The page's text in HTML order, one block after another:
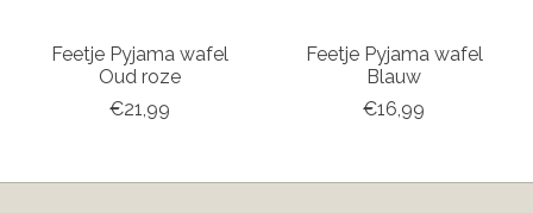
Feetje Pyjama wafel
Oud roze
€21,99
Feetje Pyjama wafel
Blauw
€16,99